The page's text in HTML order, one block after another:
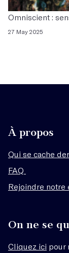
Omniscient :
27 May 2025
À propos
Qui se cache
FAQ
Rejoindre notre
On ne se
Cliquez ici pour